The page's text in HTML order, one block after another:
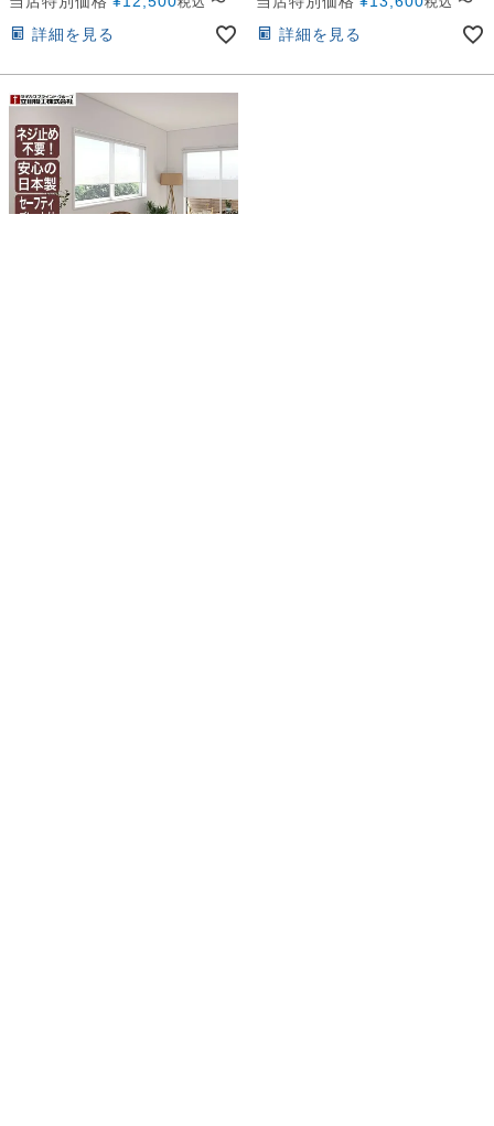
詳細を見る
詳細を見る